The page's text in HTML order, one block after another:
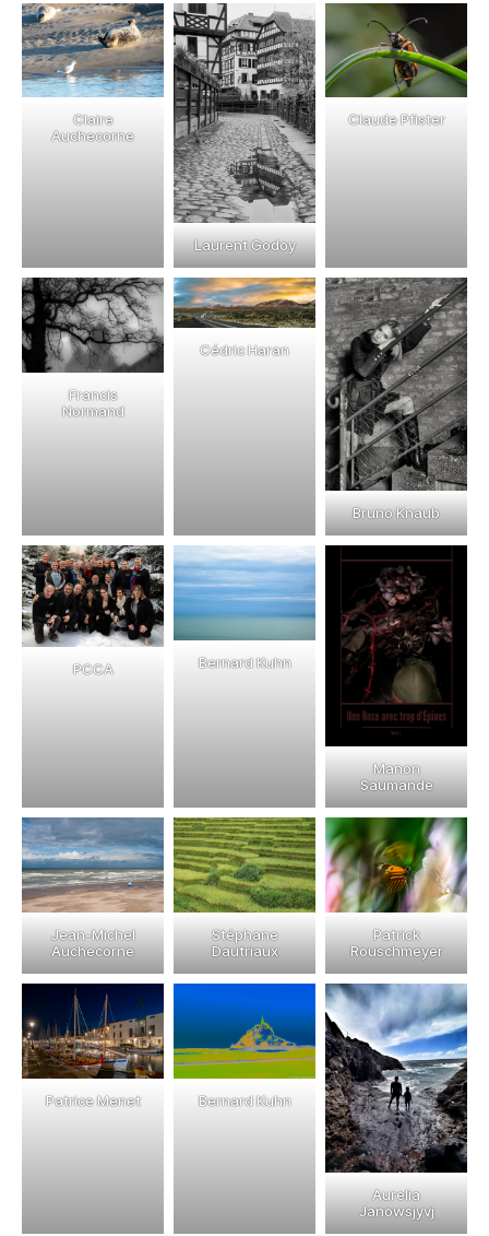
Claire
Auchecorne
Laurent Godoy
Claude Pfister
Francis
Normand
Cédric Haran
Bruno Knaub
PCCA Bernard Kuhn
Manon
Saumande
Jean-Michel
Auchecorne
Stéphane
Dautriaux
Patrick
Rouschmeyer
Patrice Menet Bernard Kuhn
Aurelia
Janowsjyvj